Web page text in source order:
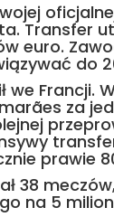
Transfer
euro.
do
Francji.
za
prawie
38
na 5